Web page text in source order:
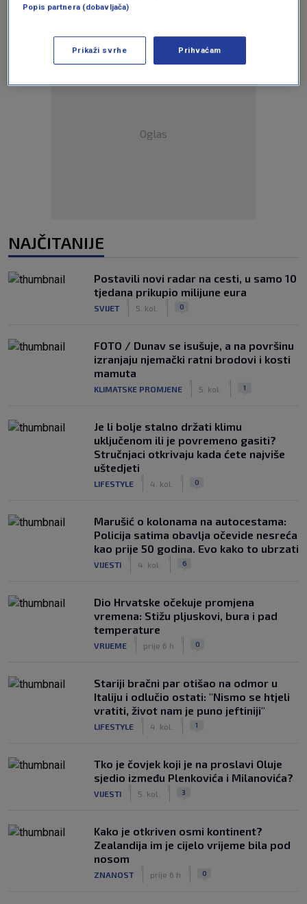
Oglas
NAJČITANIJE
Postavili novi radar na cesti, u samo 10
tjedana prikupio milijune eura
SVIJET 5. kol. 0
FOTO / Dunav se isušuje, a na površinu
izranjaju njemački ratni brodovi i kosti
mamuta
KLIMATSKE PROMJENE 5. kol. 1
Je li bolje stalno držati klimu
uključenom ili je povremeno gasiti?
Stručnjaci otkrivaju kada ćete najviše
uštedjeti
LIFESTYLE 4. kol. 0
Marušić o kolonama na autocestama:
Policija satima obavlja očevide nesreća
kao prije 50 godina. Evo kako to ubrzati
VIJESTI 4. kol. 6
Dio Hrvatske očekuje promjena
vremena: Stižu pljuskovi, bura i pad
temperature
VRIJEME prije 6 h 0
Stariji bračni par otišao na odmor u
Italiju i odlučio ostati: "Nismo se htjeli
vratiti, život nam je puno jeftiniji"
LIFESTYLE 4. kol. 1
Tko je čovjek koji je na proslavi Oluje
sjedio između Plenkovića i Milanovića?
VIJESTI 5. kol. 3
Kako je otkriven osmi kontinent?
Zealandija im je cijelo vrijeme bila pod
nosom
ZNANOST prije 6 h 0
Popis partnera (dobavljača)
Prikaži svrhe Prihvaćam